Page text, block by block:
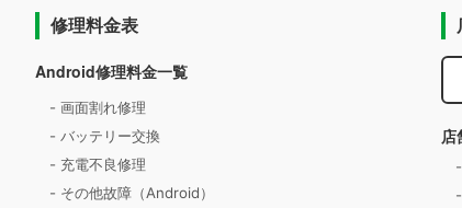
修理料金表
Android修理料金一覧
- 画面割れ修理
- バッテリー交換
- 充電不良修理
- その他故障（Android）
店